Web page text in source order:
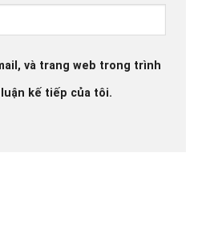
và trang web trong trình
kế tiếp của tôi.